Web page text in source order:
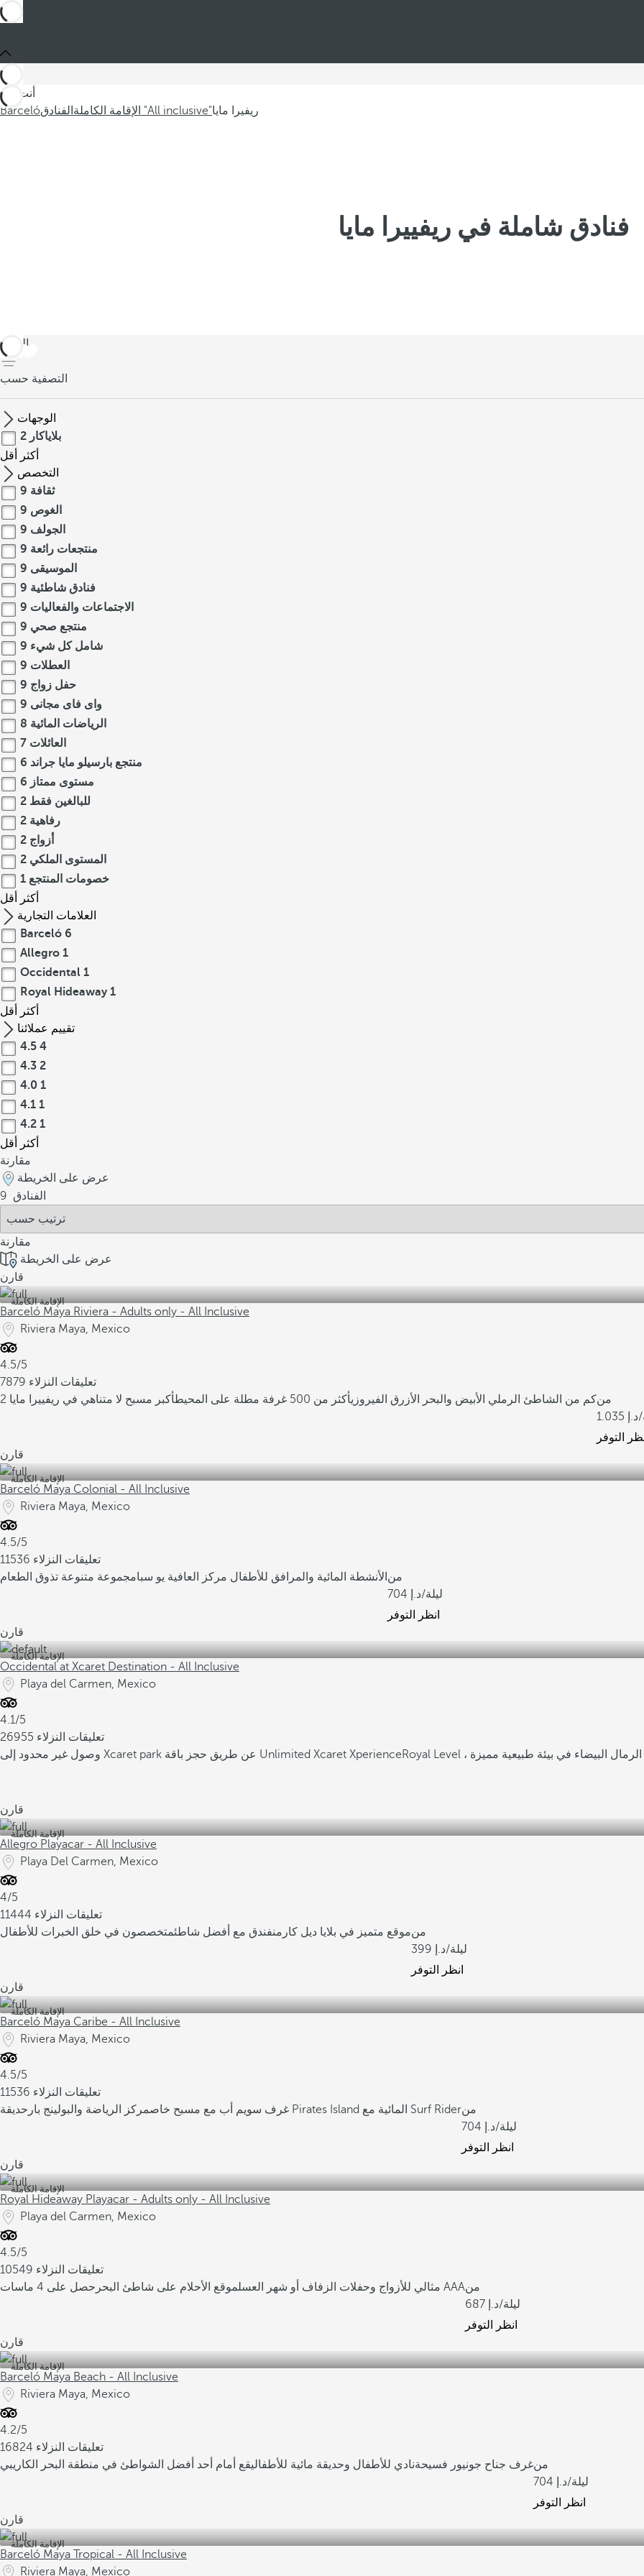
أنت في
Barcelóالفنادق الإقامة الكاملة "All inclusive"ريفيرا مايا
فنادق شاملة في ريفييرا مايا
العودة
التصفية حسب
الوجهات
بلاياكار 2
أكثر
أقل
التخصص
ثقافة 9
الغوص 9
الجولف 9
منتجعات رائعة 9
الموسيقى 9
فنادق شاطئية 9
الاجتماعات والفعاليات 9
منتجع صحي 9
شامل كل شيء 9
العطلات 9
حفل زواج 9
واى فاى مجانى 9
الرياضات المائية 8
العائلات 7
منتجع بارسيلو مايا جراند 6
مستوى ممتاز 6
للبالغين فقط 2
رفاهية 2
أزواج 2
المستوى الملكي 2
خصومات المنتجع 1
أكثر
أقل
العلامات التجارية
Barceló 6
Allegro 1
Occidental 1
Royal Hideaway 1
أكثر
أقل
تقييم عملائنا
4.5 4
4.3 2
4.0 1
4.1 1
4.2 1
أكثر
أقل
مقارنة
عرض على الخريطة
9 الفنادق
مقارنة
عرض على الخريطة
قارن
الإقامة الكاملة
Barceló Maya Riviera - Adults only - All Inclusive
Riviera Maya, Mexico
4.5/5
7879 تعليقات النزلاء
2 كم من الشاطئ الرملي الأبيض والبحر الأزرق الفيروزيأكثر من 500 غرفة مطلة على المحيط أكبر مسبح لا متناهي في ريفييرا مايا
من
1.035
التوفر
قارن
الإقامة الكاملة
Barceló Maya Colonial - All Inclusive
Riviera Maya, Mexico
4.5/5
11536 تعليقات النزلاء
الأنشطة المائية والمرافق للأطفال مركز العافية يو سبامجموعة متنوعة تذوق الطعام
من
704
/ليلة
انظر التوفر
قارن
الإقامة الكاملة
Occidental at Xcaret Destination - All Inclusive
Playa del Carmen, Mexico
4.1/5
26955 تعليقات النزلاء
وصول غير محدود إلى Xcaret park عن طريق حجز باقة Unlimited Xcaret Xperience
البيضاء في بيئة طبيعية مميزة
قارن
الإقامة الكاملة
Allegro Playacar - All Inclusive
Playa Del Carmen, Mexico
4/5
11444 تعليقات النزلاء
موقع متميز في بلايا ديل كارمنفندق مع أفضل شاطئمتخصصون في خلق الخبرات للأطفال
من
399
/ليلة
انظر التوفر
قارن
الإقامة الكاملة
Barceló Maya Caribe - All Inclusive
Riviera Maya, Mexico
4.5/5
11536 تعليقات النزلاء
غرف سويم أب مع مسبح خاصمركز الرياضة والبولينج بار حديقة Pirates Island المائية مع Surf Riderمن
704
/ليلة
انظر التوفر
قارن
الإقامة الكاملة
Royal Hideaway Playacar - Adults only - All Inclusive
Playa del Carmen, Mexico
4.5/5
10549 تعليقات النزلاء
مثالي للأزواج وحفلات الزفاف أو شهر العسلموقع الأحلام على شاطئ البحر حصل على 4 ماسات AAAمن
687
/ليلة
انظر التوفر
قارن
الإقامة الكاملة
Barceló Maya Beach - All Inclusive
Riviera Maya, Mexico
4.2/5
16824 تعليقات النزلاء
غرف جناح جونيور فسيحةنادي للأطفال وحديقة مائية للأطفاليقع أمام أحد أفضل الشواطئ في منطقة البحر الكاريبي
من
704
/ليلة
انظر التوفر
قارن
الإقامة الكاملة
Barceló Maya Tropical - All Inclusive
Riviera Maya, Mexico